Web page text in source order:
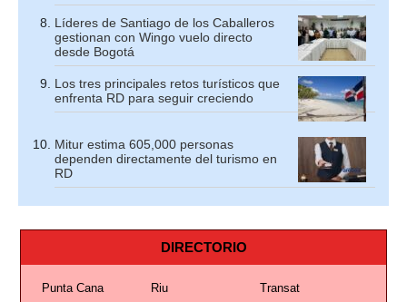
Líderes de Santiago de los Caballeros
gestionan con Wingo vuelo directo
desde Bogotá
Los tres principales retos turísticos que
enfrenta RD para seguir creciendo
Mitur estima 605,000 personas
dependen directamente del turismo en
RD
DIRECTORIO
Punta Cana Riu
Transat